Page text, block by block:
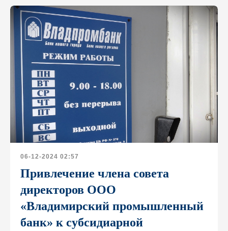
06-12-2024 02:57
Привлечение члена совета
директоров ООО
«Владимирский промышленный
банк» к субсидиарной